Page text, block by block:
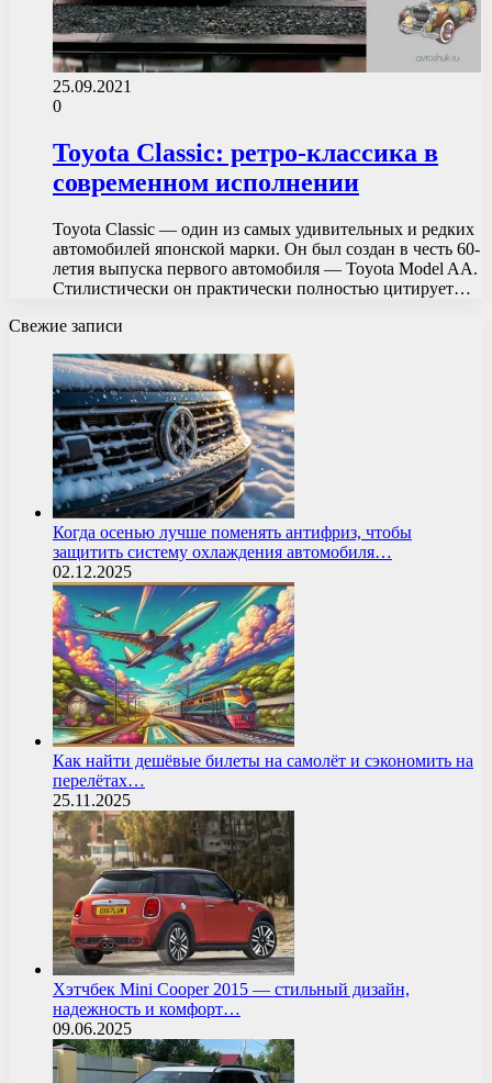
25.09.2021
0
Toyota Classic: ретро-классика в
современном исполнении
Toyota Classic — один из самых удивительных и редких
автомобилей японской марки. Он был создан в честь 60-
летия выпуска первого автомобиля — Toyota Model AA.
Стилистически он практически полностью цитирует…
Свежие записи
Когда осенью лучше поменять антифриз, чтобы
защитить систему охлаждения автомобиля…
02.12.2025
Как найти дешёвые билеты на самолёт и сэкономить на
перелётах…
25.11.2025
Хэтчбек Mini Cooper 2015 — стильный дизайн,
надежность и комфорт…
09.06.2025